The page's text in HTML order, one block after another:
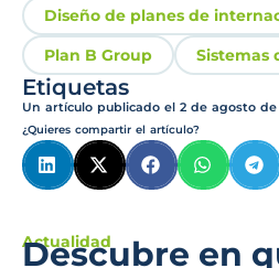
Diseño de planes de
Plan B Group
Sistemas
Etiquetas
Un artículo publicado el 2 de agosto de
¿Quieres compartir el artículo?
Actualidad
Descubre en